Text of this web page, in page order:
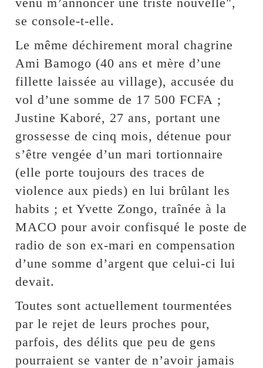
se console-t-elle.
Le même déchirement moral chagrine
Ami Bamogo (40 ans et mère d’une
fillette laissée au village), accusée du
vol d’une somme de 17 500 FCFA ;
Justine Kaboré, 27 ans, portant une
grossesse de cinq mois, détenue pour
s’être vengée d’un mari tortionnaire
(elle porte toujours des traces de
violence aux pieds) en lui brûlant les
habits ; et Yvette Zongo, traînée à la
MACO pour avoir confisqué le poste de
radio de son ex-mari en compensation
d’une somme d’argent que celui-ci lui
devait.
Toutes sont actuellement tourmentées
par le rejet de leurs proches pour,
parfois, des délits que peu de gens
pourraient se vanter de n’avoir jamais